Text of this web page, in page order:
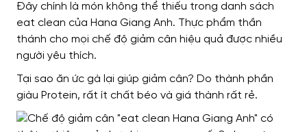
Đây chính là món không thể thiếu trong danh sách
eat clean của Hana Giang Anh. Thực phẩm thần
thánh cho mọi chế độ giảm cân hiệu quả được nhiều
người yêu thích.
Tại sao ăn ức gà lại giúp giảm cân? Do thành phần
giàu Protein, rất ít chất béo và giá thành rất rẻ.